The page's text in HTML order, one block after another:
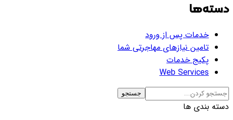
دسته‌ها
خدمات پس از ورود
تامین نیازهای مهاجرتی شما
پکیج خدمات
Web Services
دسته بندی ها